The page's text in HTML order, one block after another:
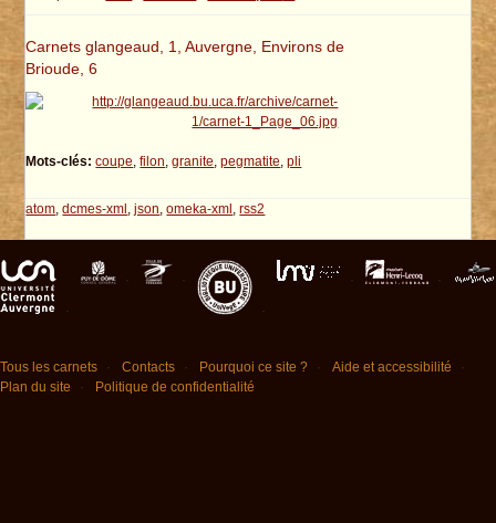
Carnets glangeaud, 1, Auvergne, Environs de
Brioude, 6
Mots-clés: coupe,filon,granite,pegmatite,pli
atom,dcmes-xml,json,omeka-xml,rss2
Tous les carnets Contacts Pourquoi ce site ?
Aide et accessibilité
Plan du site
Politique de confidentialité